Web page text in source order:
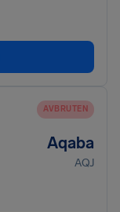
AVBRUTEN
Aqaba
AQJ